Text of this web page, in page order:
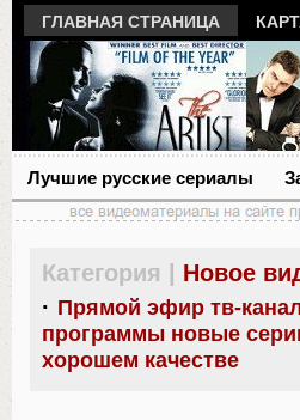
ГЛАВНАЯ СТРАНИЦА
Лучшие русские сериалы
Категория |
Новое
· Прямой эфир тв-
программы новые
хорошем качестве